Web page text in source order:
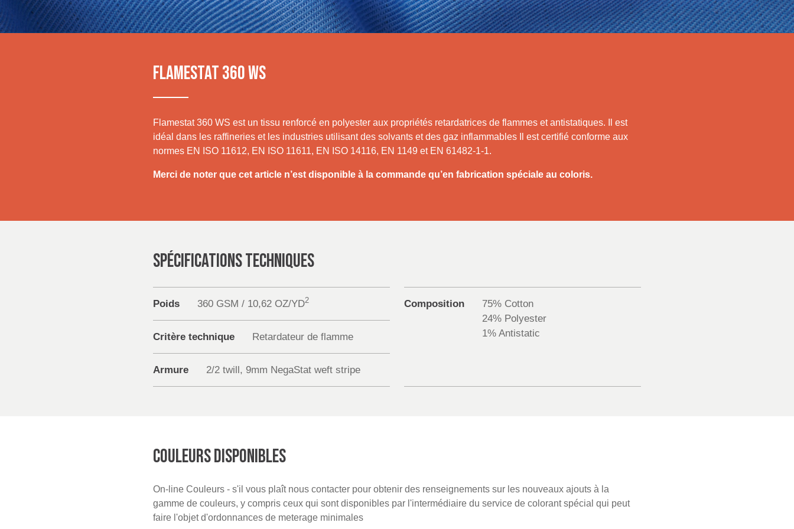
Media
IRELAND & REPUBLIC
OF IRELAND
FLAMESTAT 360 WS
Flamestat 360 WS est un tissu renforcé en polyester aux propriétés retardatrices de flammes et antistatiques. Il est
idéal dans les raffineries et les industries utilisant des solvants et des gaz inflammables Il est certifié conforme aux
normes EN ISO 11612, EN ISO 11611, EN ISO 14116, EN 1149 et EN 61482-1-1.
Merci de noter que cet article n’est disponible à la commande qu’en fabrication spéciale au coloris.
SPÉCIFICATIONS TECHNIQUES
Poids 360 GSM / 10,62 OZ/YD2
Critère technique Retardateur de flamme
Armure 2/2 twill, 9mm NegaStat weft stripe
Composition
75% Cotton
24% Polyester
1% Antistatic
COULEURS DISPONIBLES
On-line Couleurs - s'il vous plaît nous contacter pour obtenir des renseignements sur les nouveaux ajouts à la
gamme de couleurs, y compris ceux qui sont disponibles par l'intermédiaire du service de colorant spécial qui peut
faire l'objet d'ordonnances de meterage minimales